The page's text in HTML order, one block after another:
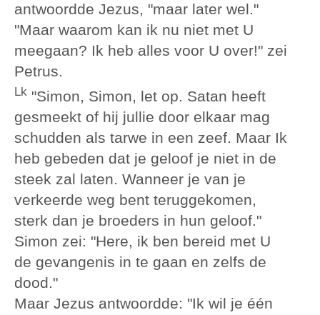
antwoordde Jezus, "maar later wel."
"Maar waarom kan ik nu niet met U
meegaan? Ik heb alles voor U over!" zei
Petrus.
Lk "Simon, Simon, let op. Satan heeft
gesmeekt of hij jullie door elkaar mag
schudden als tarwe in een zeef. Maar Ik
heb gebeden dat je geloof je niet in de
steek zal laten. Wanneer je van je
verkeerde weg bent teruggekomen,
sterk dan je broeders in hun geloof."
Simon zei: "Here, ik ben bereid met U
de gevangenis in te gaan en zelfs de
dood."
Maar Jezus antwoordde: "Ik wil je één